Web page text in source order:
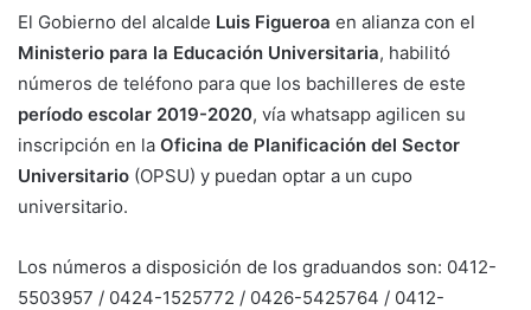
El Gobierno del alcalde Luis Figueroa en alianza con el
Ministerio para la Educación Universitaria, habilitó
números de teléfono para que los bachilleres de este
período escolar 2019-2020, vía whatsapp agilicen su
inscripción en la Oficina de Planificación del Sector
Universitario (OPSU) y puedan optar a un cupo
universitario.
Los números a disposición de los graduandos son: 0412-
5503957 / 0424-1525772 / 0426-5425764 / 0412-